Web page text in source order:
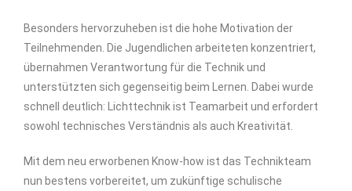
Besonders hervorzuheben ist die hohe Motivation der
Teilnehmenden. Die Jugendlichen arbeiteten konzentriert,
übernahmen Verantwortung für die Technik und
unterstützten sich gegenseitig beim Lernen. Dabei wurde
schnell deutlich: Lichttechnik ist Teamarbeit und erfordert
sowohl technisches Verständnis als auch Kreativität.
Mit dem neu erworbenen Know-how ist das Technikteam
nun bestens vorbereitet, um zukünftige schulische